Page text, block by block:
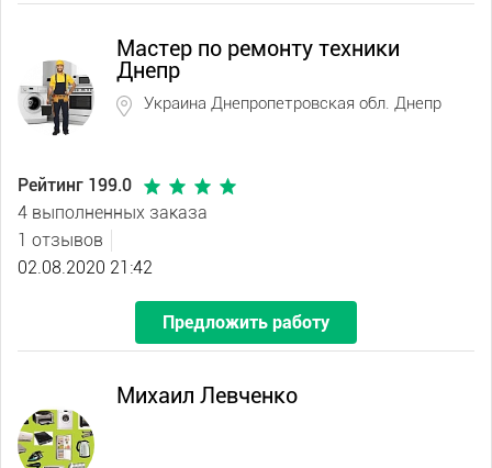
Мастер по ремонту техники
Днепр
Украина Днепропетровская обл. Днепр
Рейтинг 199.0
4 выполненных заказа
1 отзывов
02.08.2020 21:42
Предложить работу
Михаил Левченко